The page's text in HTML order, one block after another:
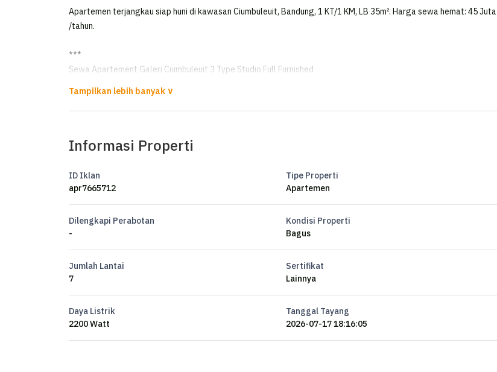
Apartemen terjangkau siap huni di kawasan Ciumbuleuit, Bandung, 1 KT/1 KM, LB 35m². Harga sewa hemat: 45 Juta
/tahun.
***
Sewa Apartement Galeri Ciumbuleuit 3 Type Studio Full Furnished
For RENT
Type Studio Full Furnished
Luas 35m2
Lantai 7
FZ
Informasi Properti
ID Iklan
apr7665712
Tipe Properti
Apartemen
Dilengkapi Perabotan
-
Kondisi Properti
Bagus
Jumlah Lantai
7
Sertifikat
Lainnya
Daya Listrik
2200 Watt
Tanggal Tayang
2026-07-17 18:16:05